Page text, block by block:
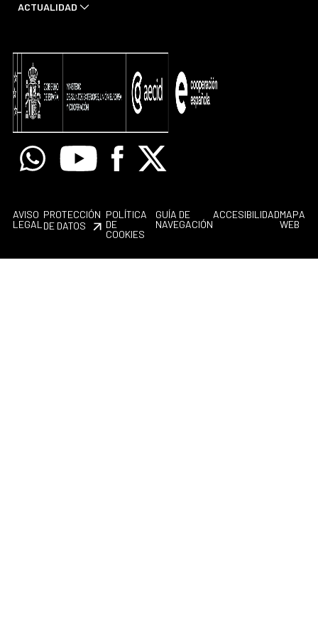
ACTUALIDAD
WhatsappYoutube Facebook
X
AVISO
LEGAL
PROTECCIÓN
DE DATOS
POLÍTICA
DE
COOKIES
GUÍA DE
NAVEGACIÓN
ACCESIBILIDADMAPA
WEB